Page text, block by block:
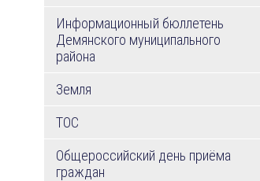
Информационный бюллетень
Демянского муниципального
района
Земля
ТОС
Общероссийский день приёма
граждан